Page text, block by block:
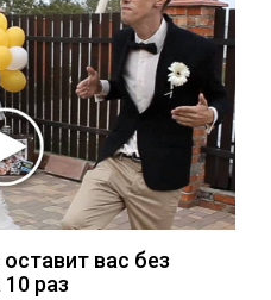
вас без
раз